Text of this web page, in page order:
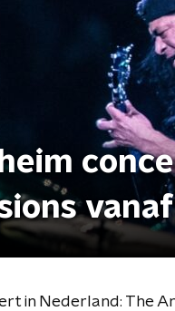
in Nederland: The